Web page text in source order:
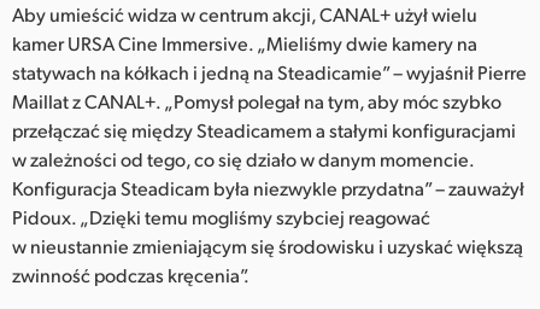
Aby umieścić widza w centrum akcji, CANAL+ użył wielu
kamer URSA Cine Immersive. „Mieliśmy dwie kamery na
statywach na kółkach i jedną na Steadicamie” – wyjaśnił Pierre
Maillat z CANAL+. „Pomysł polegał na tym, aby móc szybko
przełączać się między Steadicamem a stałymi konfiguracjami
w zależności od tego, co się działo w danym momencie.
Konfiguracja Steadicam była niezwykle przydatna” – zauważył
Pidoux. „Dzięki temu mogliśmy szybciej reagować
w nieustannie zmieniającym się środowisku i uzyskać większą
zwinność podczas kręcenia”.